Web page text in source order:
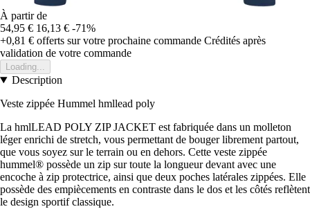
À partir de
54,95 € 16,13 € -71%
+0,81 € offerts sur votre prochaine commande Crédités après
validation de votre commande
Loading...
Description
Veste zippée Hummel hmllead poly
La hmlLEAD POLY ZIP JACKET est fabriquée dans un molleton
léger enrichi de stretch, vous permettant de bouger librement partout,
que vous soyez sur le terrain ou en dehors. Cette veste zippée
hummel® possède un zip sur toute la longueur devant avec une
encoche à zip protectrice, ainsi que deux poches latérales zippées. Elle
possède des empiècements en contraste dans le dos et les côtés reflètent
le design sportif classique.